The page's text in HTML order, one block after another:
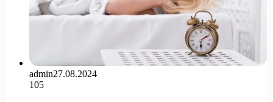
admin27.08.2024
105